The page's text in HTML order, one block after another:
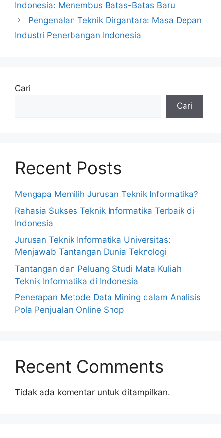
Indonesia: Menembus Batas-Batas Baru
Pengenalan Teknik Dirgantara: Masa Depan
Industri Penerbangan Indonesia
Cari
Cari
Recent Posts
Mengapa Memilih Jurusan Teknik Informatika?
Rahasia Sukses Teknik Informatika Terbaik di
Indonesia
Jurusan Teknik Informatika Universitas:
Menjawab Tantangan Dunia Teknologi
Tantangan dan Peluang Studi Mata Kuliah
Teknik Informatika di Indonesia
Penerapan Metode Data Mining dalam Analisis
Pola Penjualan Online Shop
Recent Comments
Tidak ada komentar untuk ditampilkan.